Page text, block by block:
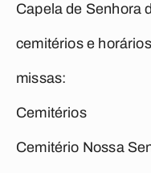
Capela de Senhora
cemitérios e
missas:
Cemitérios
Cemitério Nossa